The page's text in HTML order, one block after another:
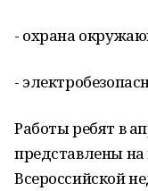
- охрана
-
Работы ребят в
представлены на
Всероссийской